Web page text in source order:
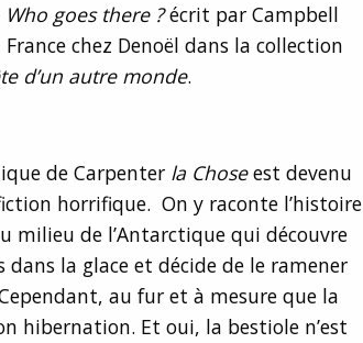
Who goes there ?écrit par Campbell
chez Denoël dans la collection
d’un autre monde.
de Carpenter la Choseest devenu
horrifique. On y raconte l’histoire
milieu de l’Antarctique qui découvre
dans la glace et décide de le ramener
au fur et à mesure que la
hibernation. Et oui, la bestiole n’est